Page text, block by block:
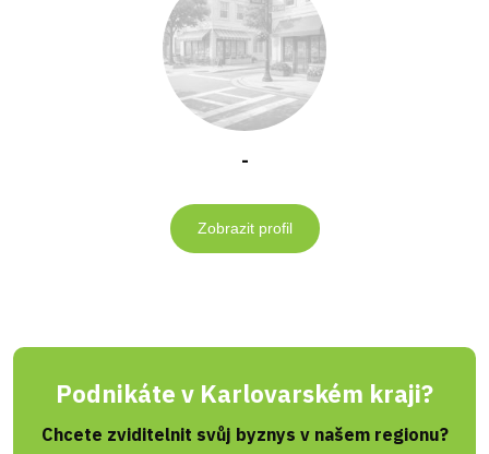
-
Zobrazit profil
Podnikáte v Karlovarském kraji?
Chcete zviditelnit svůj byznys v našem regionu?